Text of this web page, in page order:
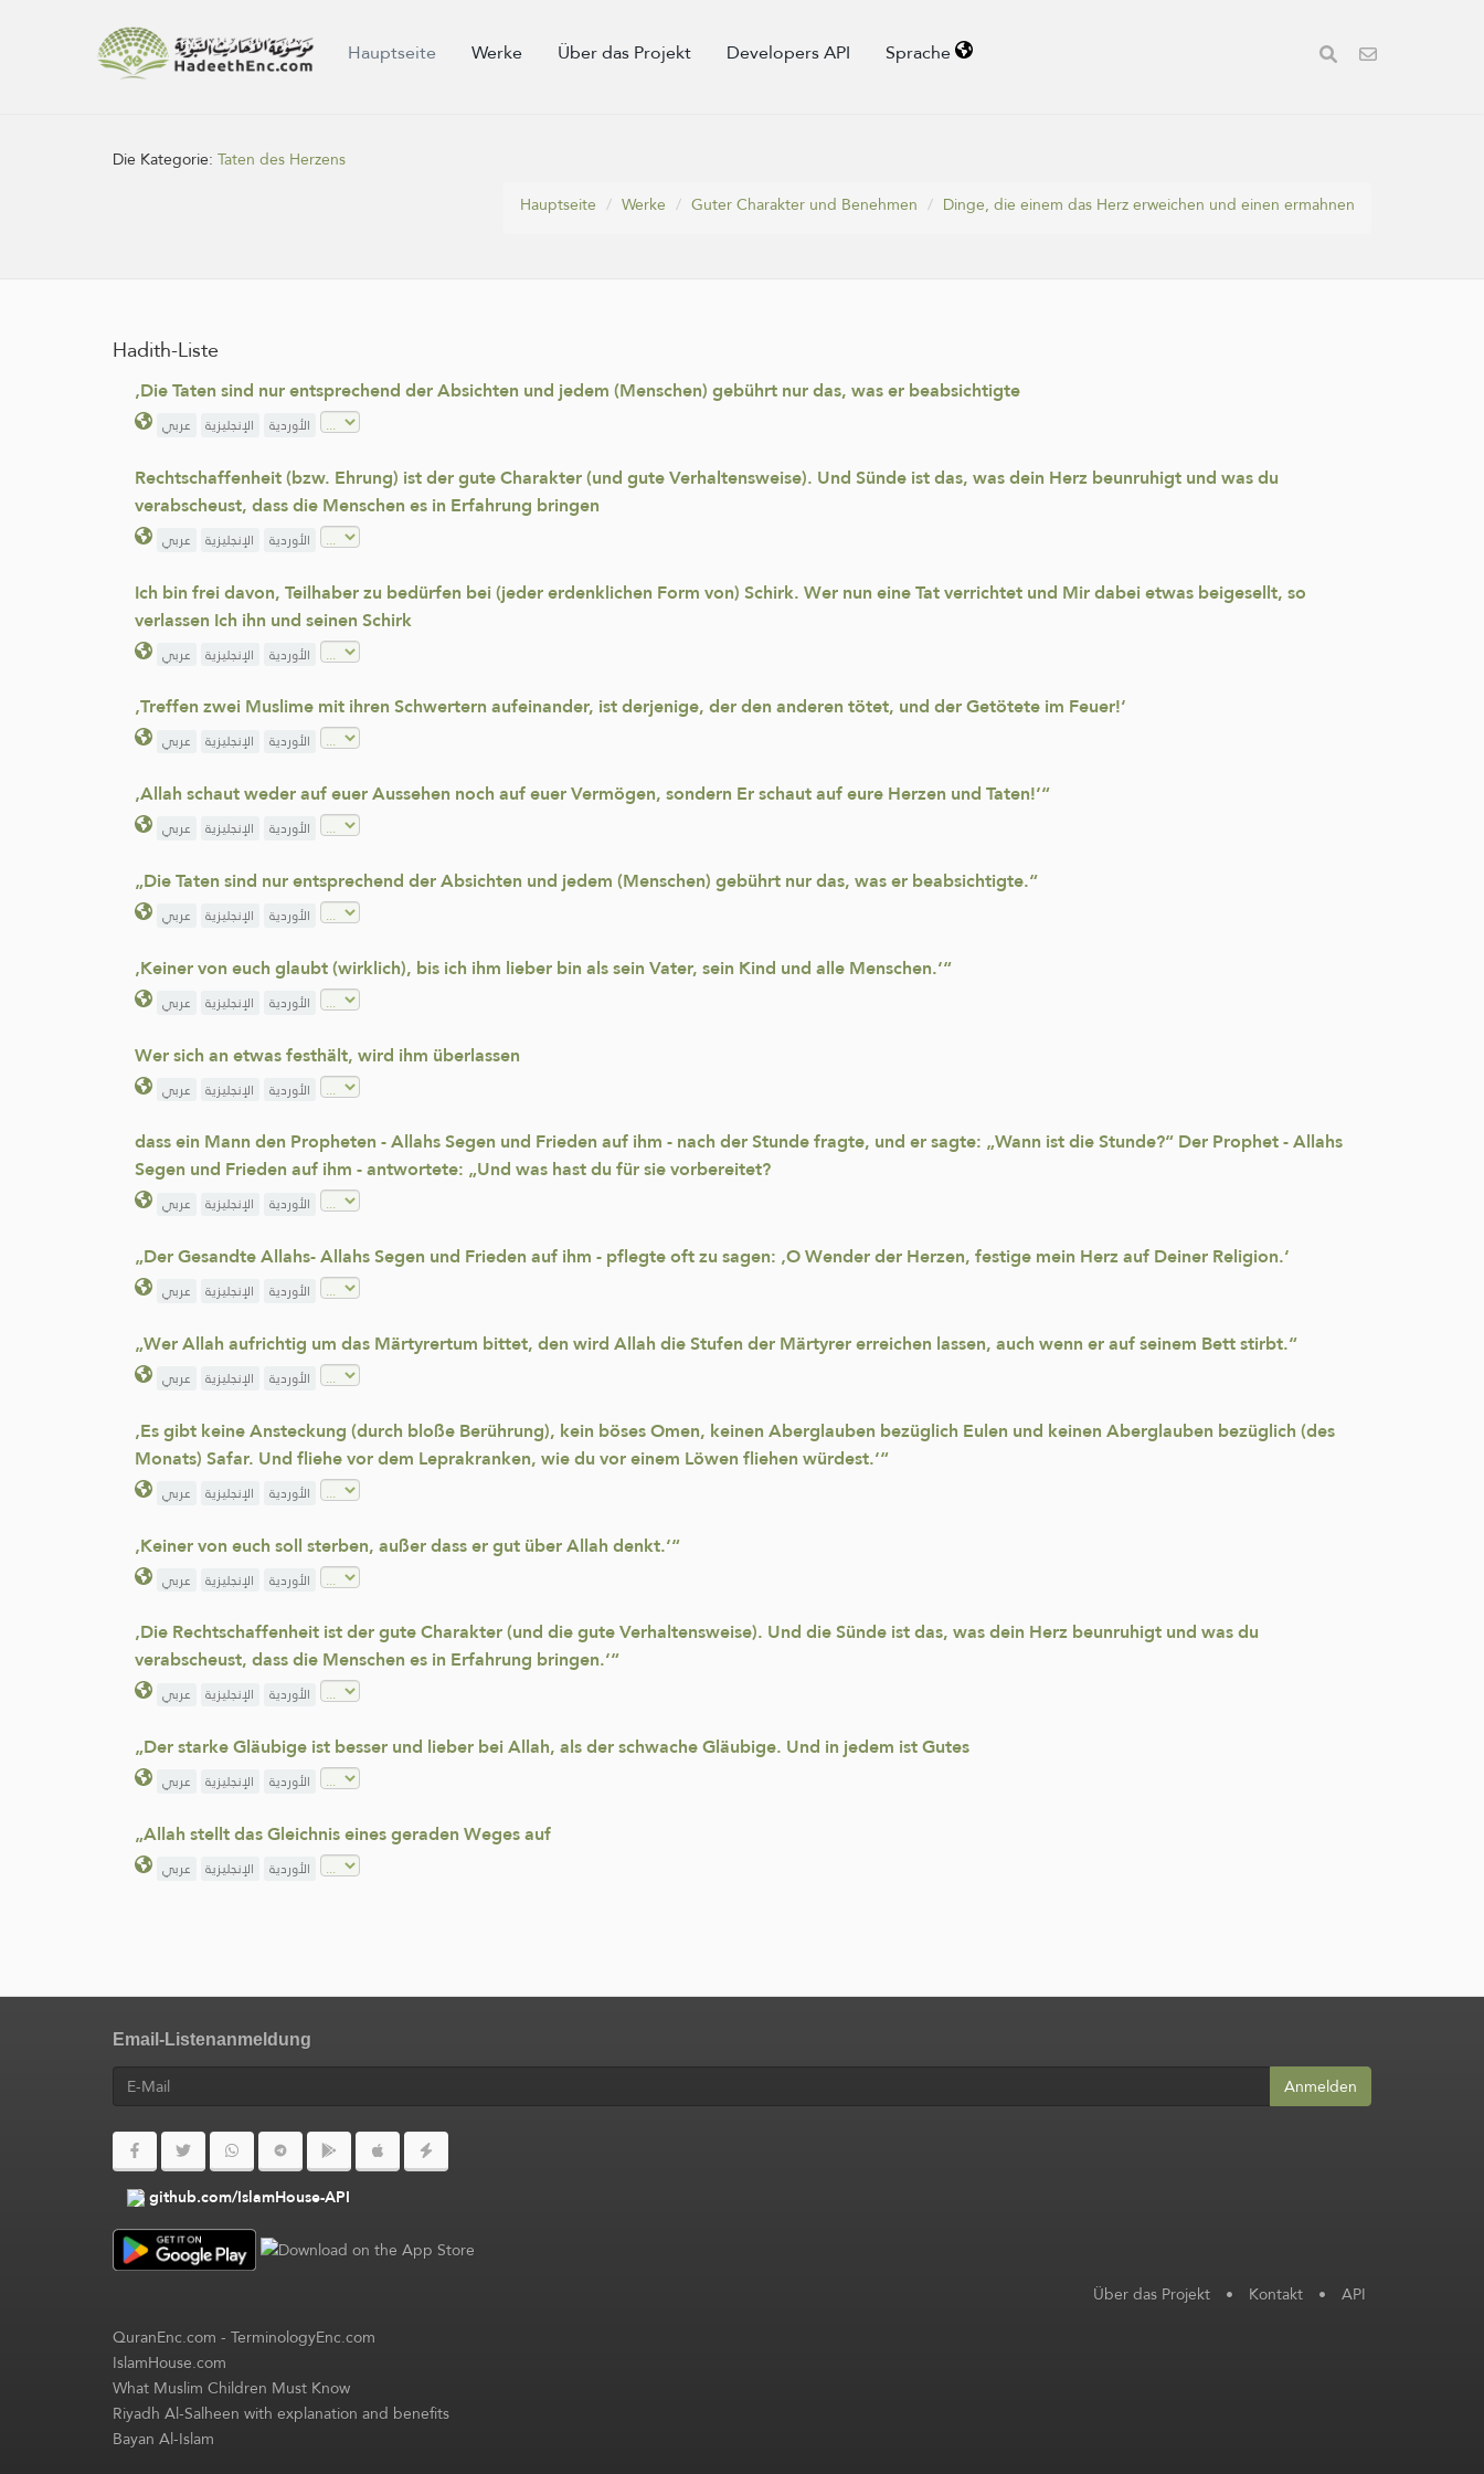
Hauptseite Werke Über das Projekt Developers API Sprache
Die Kategorie:Taten des Herzens
Hauptseite
Werke Guter Charakter und Benehmen Dinge, die einem das Herz erweichen und einen ermahnen
Hadith-Liste
‚Die Taten sind nur entsprechend der Absichten und jedem (Menschen) gebührt nur das, was er beabsichtigte
عربي الإنجليزية الأوردية
Rechtschaffenheit (bzw. Ehrung) ist der gute Charakter (und gute Verhaltensweise). Und Sünde ist das, was dein Herz beunruhigt und was du
verabscheust, dass die Menschen es in Erfahrung bringen
عربي الإنجليزية الأوردية
Ich bin frei davon, Teilhaber zu bedürfen bei (jeder erdenklichen Form von) Schirk. Wer nun eine Tat verrichtet und Mir dabei etwas beigesellt, so
verlassen Ich ihn und seinen Schirk
عربي الإنجليزية الأوردية
‚Treffen zwei Muslime mit ihren Schwertern aufeinander, ist derjenige, der den anderen tötet, und der Getötete im Feuer!‘
عربي الإنجليزية الأوردية
‚Allah schaut weder auf euer Aussehen noch auf euer Vermögen, sondern Er schaut auf eure Herzen und Taten!‘“
عربي الإنجليزية الأوردية
„Die Taten sind nur entsprechend der Absichten und jedem (Menschen) gebührt nur das, was er beabsichtigte.“
عربي الإنجليزية الأوردية
‚Keiner von euch glaubt (wirklich), bis ich ihm lieber bin als sein Vater, sein Kind und alle Menschen.‘“
عربي الإنجليزية الأوردية
Wer sich an etwas festhält, wird ihm überlassen
عربي الإنجليزية الأوردية
dass ein Mann den Propheten - Allahs Segen und Frieden auf ihm - nach der Stunde fragte, und er sagte: „Wann ist die Stunde?“ Der Prophet - Allahs
Segen und Frieden auf ihm - antwortete: „Und was hast du für sie vorbereitet?
عربي الإنجليزية الأوردية
„Der Gesandte Allahs- Allahs Segen und Frieden auf ihm - pflegte oft zu sagen: ‚O Wender der Herzen, festige mein Herz auf Deiner Religion.‘
عربي الإنجليزية الأوردية
„Wer Allah aufrichtig um das Märtyrertum bittet, den wird Allah die Stufen der Märtyrer erreichen lassen, auch wenn er auf seinem Bett stirbt.“
عربي الإنجليزية الأوردية
‚Es gibt keine Ansteckung (durch bloße Berührung), kein böses Omen, keinen Aberglauben bezüglich Eulen und keinen Aberglauben bezüglich (des
Monats) Safar. Und fliehe vor dem Leprakranken, wie du vor einem Löwen fliehen würdest.‘“
عربي الإنجليزية الأوردية
‚Keiner von euch soll sterben, außer dass er gut über Allah denkt.‘“
عربي الإنجليزية الأوردية
‚Die Rechtschaffenheit ist der gute Charakter (und die gute Verhaltensweise). Und die Sünde ist das, was dein Herz beunruhigt und was du
verabscheust, dass die Menschen es in Erfahrung bringen.‘“
عربي الإنجليزية الأوردية
„Der starke Gläubige ist besser und lieber bei Allah, als der schwache Gläubige. Und in jedem ist Gutes
عربي الإنجليزية الأوردية
„Allah stellt das Gleichnis eines geraden Weges auf
عربي الإنجليزية الأوردية
Email-Listenanmeldung
Anmelden
github.com/IslamHouse-API
Über das Projekt • Kontakt • API
QuranEnc.com-TerminologyEnc.com
IslamHouse.com
What Muslim Children Must Know
Riyadh Al-Salheen with explanation and benefits
Bayan Al-Islam